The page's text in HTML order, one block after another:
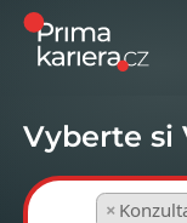
Vyberte si
×